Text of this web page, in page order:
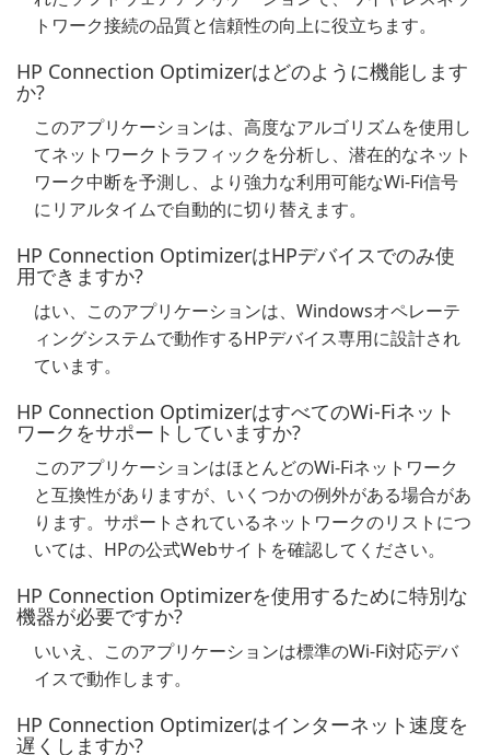
トワーク接続の品質と信頼性の向上に役立ちます。
HP Connection Optimizerはどのように機能します
か?
このアプリケーションは、高度なアルゴリズムを使用し
てネットワークトラフィックを分析し、潜在的なネット
ワーク中断を予測し、より強力な利用可能なWi-Fi信号
にリアルタイムで自動的に切り替えます。
HP Connection OptimizerはHPデバイスでのみ使
用できますか?
はい、このアプリケーションは、Windowsオペレーテ
ィングシステムで動作するHPデバイス専用に設計され
ています。
HP Connection OptimizerはすべてのWi-Fiネット
ワークをサポートしていますか?
このアプリケーションはほとんどのWi-Fiネットワーク
と互換性がありますが、いくつかの例外がある場合があ
ります。サポートされているネットワークのリストにつ
いては、HPの公式Webサイトを確認してください。
HP Connection Optimizerを使用するために特別な
機器が必要ですか?
いいえ、このアプリケーションは標準のWi-Fi対応デバ
イスで動作します。
HP Connection Optimizerはインターネット速度を
遅くしますか?